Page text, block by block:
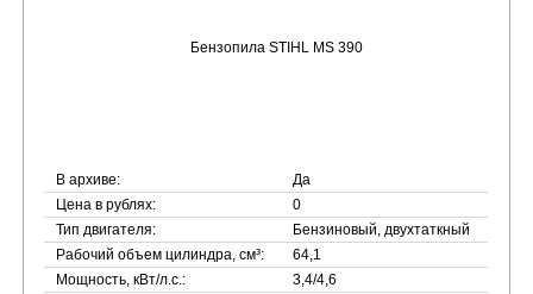
В архиве:
Да
Цена в рублях:
0
Тип двигателя:
Бензиновый, двухтаткный
Рабочий объем цилиндра, см³:
64,1
Мощность, кВт/л.с.:
3,4/4,6